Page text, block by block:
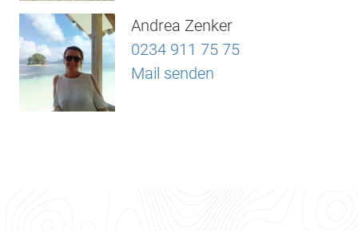
Andrea Zenker
0234 911 75 75
Mail senden